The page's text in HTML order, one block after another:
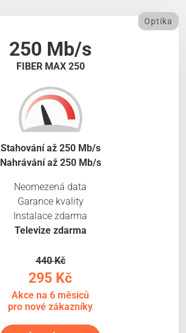
250 Mb/s
FIBER MAX 250
Optika
Stahování až 250 Mb/s
Nahrávání až 250 Mb/s
Neomezená data
Garance kvality
Instalace zdarma
Televize zdarma
440 Kč
295 Kč
Akce na 6 měsíců
pro nové zákazníky